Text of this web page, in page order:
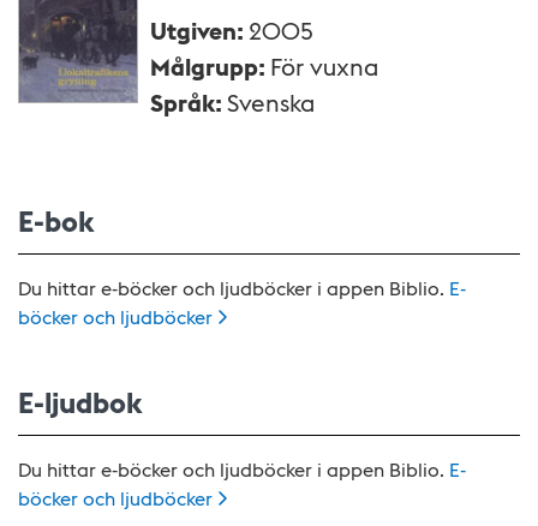
Utgiven: 2005
Målgrupp: För vuxna
Språk:Svenska
E-bok
Du hittar e-böcker och ljudböcker i appen Biblio. E-
böcker och ljudböcker
E-ljudbok
Du hittar e-böcker och ljudböcker i appen Biblio. E-
böcker och ljudböcker